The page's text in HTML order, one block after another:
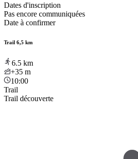
Dates d'inscription
Pas encore communiquées
Date à confirmer
Trail 6,5 km
6.5 km
+35 m
10:00
Trail
Trail découverte